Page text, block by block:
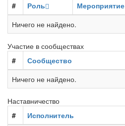
#
Роль Мероприятие
Ничего не найдено.
Участие в сообществах
#
Сообщество
Ничего не найдено.
Наставничество
#
Исполнитель